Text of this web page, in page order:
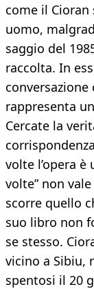
come il
uomo,
saggio del
raccolta. In
conversazione
rappresenta
Cercate la
volte l’opera è
volte” non
scorre quello
suo libro non
se stesso.
vicino a Sibiu,
spentosi il 20